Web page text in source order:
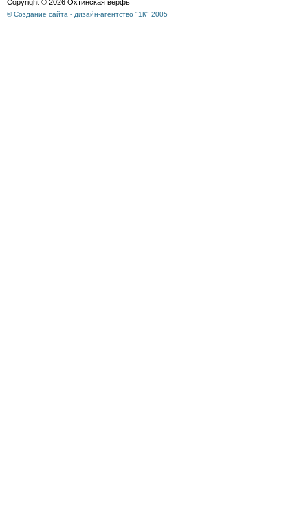
Copyright © 2026 Охтинская верфь
© Создание сайта - дизайн-агентство "1К" 2005